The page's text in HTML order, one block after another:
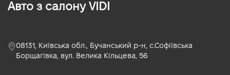
Авто з салону VIDI
08131, Київська обл., Бучанський р-н, с.Софіївська
Борщагівка, вул. Велика Кільцева, 56